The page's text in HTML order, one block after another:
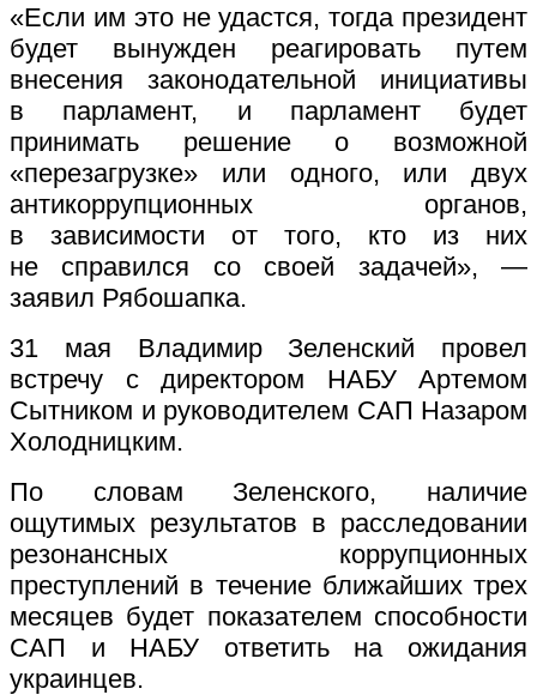
«Если им это не удастся, тогда президент
будет вынужден реагировать путем
внесения законодательной инициативы
в парламент, и парламент будет
принимать решение о возможной
«перезагрузке» или одного, или двух
антикоррупционных органов,
в зависимости от того, кто из них
не справился со своей задачей», —
заявил Рябошапка.
31 мая Владимир Зеленский провел
встречу с директором НАБУ Артемом
Сытником и руководителем САП Назаром
Холодницким.
По словам Зеленского, наличие
ощутимых результатов в расследовании
резонансных коррупционных
преступлений в течение ближайших трех
месяцев будет показателем способности
САП и НАБУ ответить на ожидания
украинцев.